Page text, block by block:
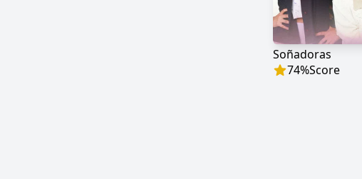
Soñadoras
74%Score